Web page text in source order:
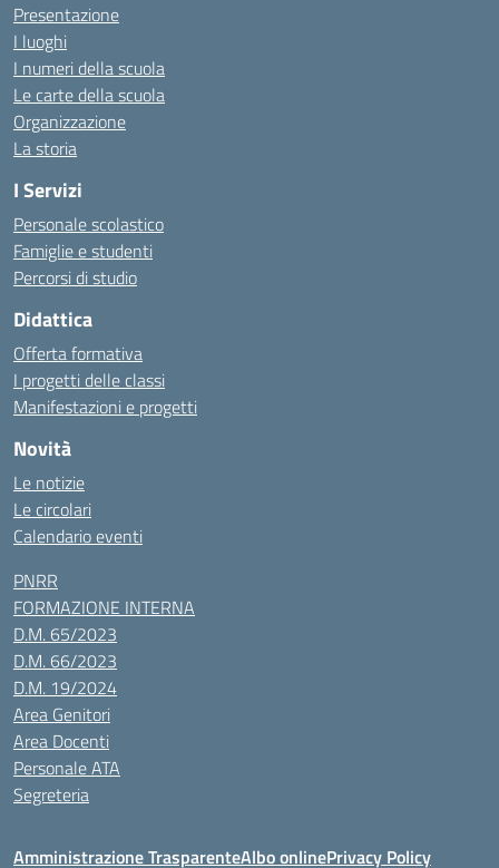
Presentazione
I luoghi
I numeri della scuola
Le carte della scuola
Organizzazione
La storia
I Servizi
Personale scolastico
Famiglie e studenti
Percorsi di studio
Didattica
Offerta formativa
I progetti delle classi
Manifestazioni e progetti
Novità
Le notizie
Le circolari
Calendario eventi
PNRR
FORMAZIONE INTERNA
D.M. 65/2023
D.M. 66/2023
D.M. 19/2024
Area Genitori
Area Docenti
Personale ATA
Segreteria
Amministrazione TrasparenteAlbo onlinePrivacy Policy